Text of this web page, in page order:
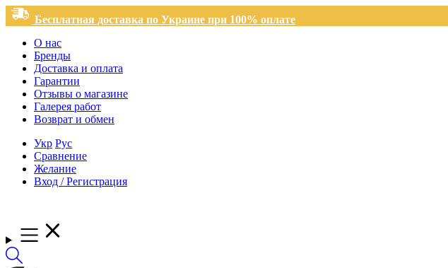
Бесплатная доставка по Украине при 100% оплате
О нас
Бренды
Доставка и оплата
Гарантии
Отзывы о магазине
Галерея работ
Возврат и обмен
Укр Рус
Сравнение
Желание
Вход / Регистрация